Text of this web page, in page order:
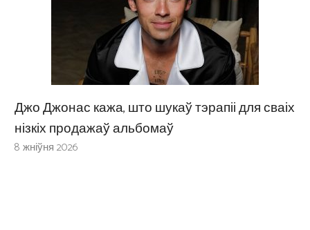
Джо Джонас кажа, што шукаў тэрапіі для сваіх
нізкіх продажаў альбомаў
8 жніўня 2026